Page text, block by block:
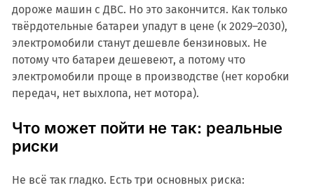
дороже машин с ДВС. Но это закончится. Как только
твёрдотельные батареи упадут в цене (к 2029–2030),
электромобили станут дешевле бензиновых. Не
потому что батареи дешевеют, а потому что
электромобили проще в производстве (нет коробки
передач, нет выхлопа, нет мотора).
Что может пойти не так: реальные
риски
Не всё так гладко. Есть три основных риска: